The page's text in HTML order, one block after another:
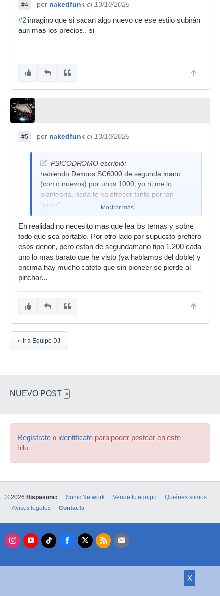
#4 por nakedfunk el 13/10/2025
#2 imagino que si sacan algo nuevo de ese estilo subirán
aun mas los precios.. si
#5 por nakedfunk el 13/10/2025
PSICODROMO escribió:
habiendo Denons SC6000 de segunda mano
(como nuevos) por unos 1000, yo ni me lo
plantearia, nada te va ofrecer tanto por tan
"poco"
Mostrar más
En realidad no necesito mas que lea los temas y sobre
todo que sea portable. Por otro lado por supuesto prefiero
esos denon, pero estan de segundamano tipo 1.200 cada
uno lo mas barato que he visto (ya hablamos del doble) y
encima hay mucho cateto que sin pioneer se pierde al
pinchar...
« Ir a Equipo DJ
NUEVO POST ×
Regístrate o identifícate para poder postear en este
hilo
X
© 2026 Hispasonic Sonic Network Vende tu equipo
Quiénes somos
Avisos legales
Contacto